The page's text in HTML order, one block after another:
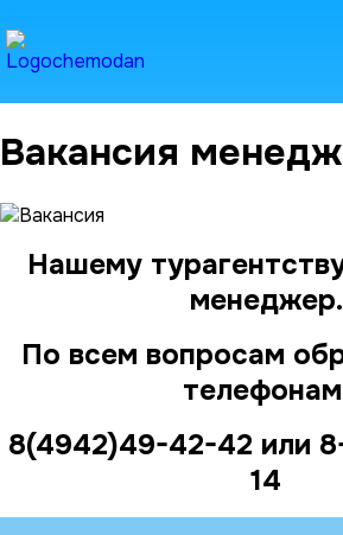
Вакансия
Нашему
менеджер.
По всем вопросам
8(4942)49-42-42 или
14